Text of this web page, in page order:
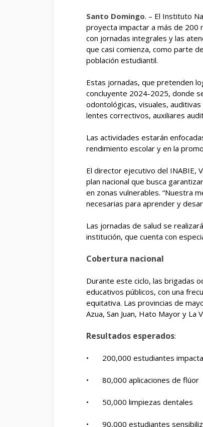
Santo Domingo. – El Instituto
proyecta impactar a más de 200
con jornadas integrales y las
que casi comienza, como parte
población estudiantil.
Estas jornadas, que pretenden
concluyente 2024-2025, donde
odontológicas, visuales,
lentes correctivos, auxiliares
Las actividades estarán
rendimiento escolar y en la
El director ejecutivo del INABIE,
plan nacional que busca
en zonas vulnerables. “Nuestra
necesarias para aprender y
Las jornadas de salud se
institución, que cuenta con
Cobertura nacional
Durante este ciclo, las brigadas
educativos públicos, con una
equitativa. Las provincias de
Azua, San Juan, Hato Mayor y La
Resultados esperados:
• 200,000 estudiantes
• 80,000 aplicaciones de flúor
• 50,000 limpiezas dentales
• 90,000 estudiantes